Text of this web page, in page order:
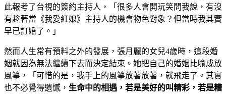
此報考了台視的簽約主持人，「很多人會開玩笑問我說，有沒
有趁著當《我愛紅娘》主持人的機會物色對象？但當時我其實
早已訂婚了。」
然而人生常有預料之外的發展，張月麗的女兒4歲時，這段婚
姻就因為無法繼續下去而決定結束。她把自己的婚姻比喻成放
風箏，「可惜的是，我手上的風箏放著放著，就飛走了。其實
也不必覺得遺憾， 生命中的相遇，若是美好的叫精彩，若是糟